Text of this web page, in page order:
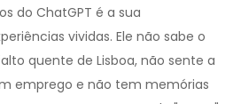
do ChatGPT é a sua
vividas. Ele não sabe o
quente de Lisboa, não sente a
emprego e não tem memórias